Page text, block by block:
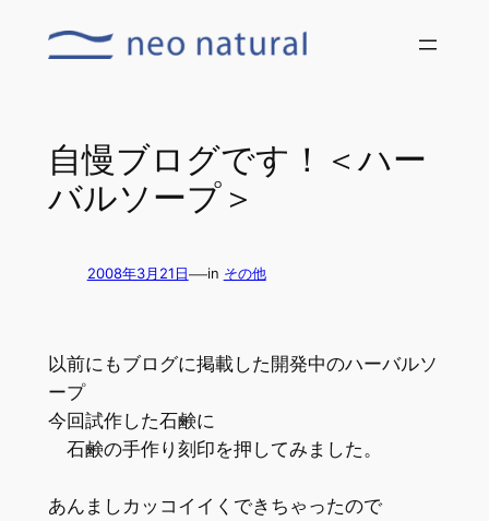
自慢ブログです！＜ハー
バルソープ＞
2008年3月21日 —in その他
以前にもブログに掲載した開発中のハーバルソ
ープ
今回試作した石鹸に
石鹸の手作り刻印を押してみました。
あんましカッコイイくできちゃったので